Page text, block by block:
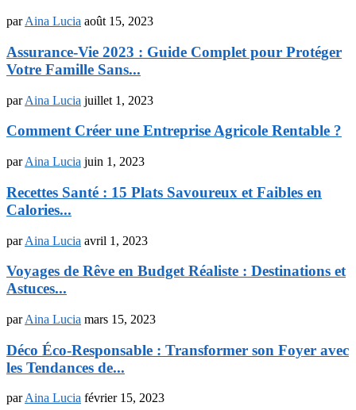
parAina Lucia août 15, 2023
Assurance-Vie 2023 : Guide Complet pour Protéger
Votre Famille Sans...
parAina Lucia juillet 1, 2023
Comment Créer une Entreprise Agricole Rentable ?
parAina Lucia juin 1, 2023
Recettes Santé : 15 Plats Savoureux et Faibles en
Calories...
parAina Lucia avril 1, 2023
Voyages de Rêve en Budget Réaliste : Destinations et
Astuces...
parAina Lucia mars 15, 2023
Déco Éco-Responsable : Transformer son Foyer avec
les Tendances de...
parAina Lucia février 15, 2023